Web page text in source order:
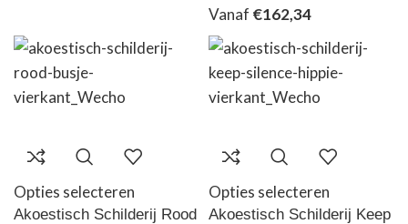
Vanaf €162,34
Opties selecteren
Akoestisch Schilderij Rood
Opties selecteren
Akoestisch Schilderij Keep